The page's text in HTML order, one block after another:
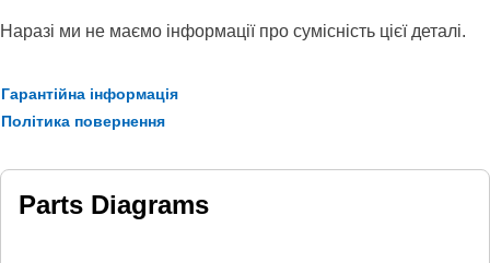
Наразі ми не маємо інформації про сумісність цієї деталі.
Гарантійна інформація
Політика повернення
Parts Diagrams